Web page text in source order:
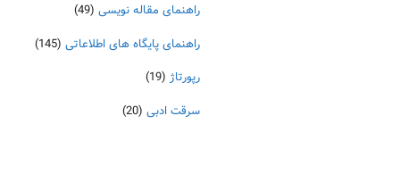
راهنمای مقاله نویسی (49)
راهنمای پایگاه های اطلاعاتی (145)
رپورتاژ (19)
سرقت ادبی (20)